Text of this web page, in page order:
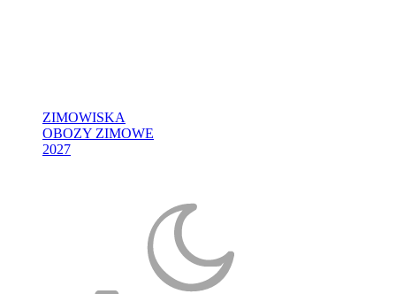
ZIMOWISKA
OBOZY ZIMOWE
2027